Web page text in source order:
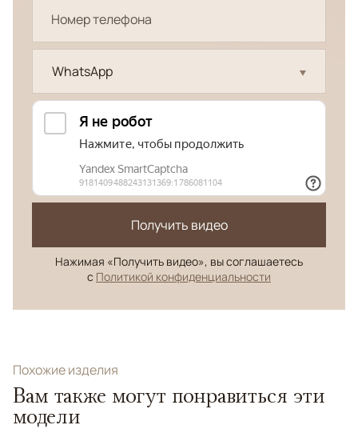
WhatsApp
Получить видео
Нажимая «Получить видео», вы соглашаетесь
с Политикой конфиденциальности
Похожие изделия
Вам также могут понравиться эти
модели